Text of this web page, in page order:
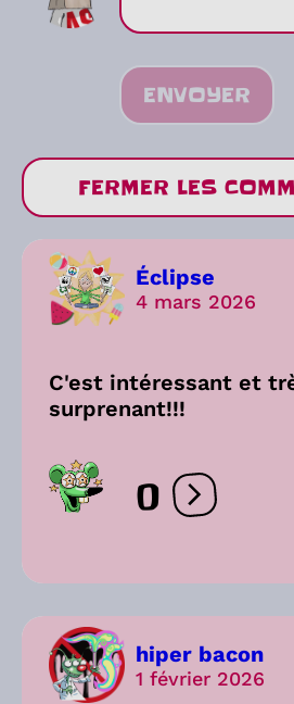
ENVOYER
FERMER LES
Éclipse
4 mars 2026
C'est intéressant et
surprenant!!!
0 Ouvrir les
hiper bacon
1 février 2026